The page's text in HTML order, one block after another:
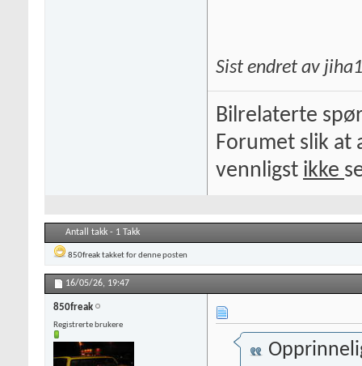
Sist endret av
Bilrelaterte
Forumet slik at
vennligst ikke
Antall takk - 1 Takk
850freaktakket for denne posten
16/05/26, 19:47
850freak
Registrerte brukere